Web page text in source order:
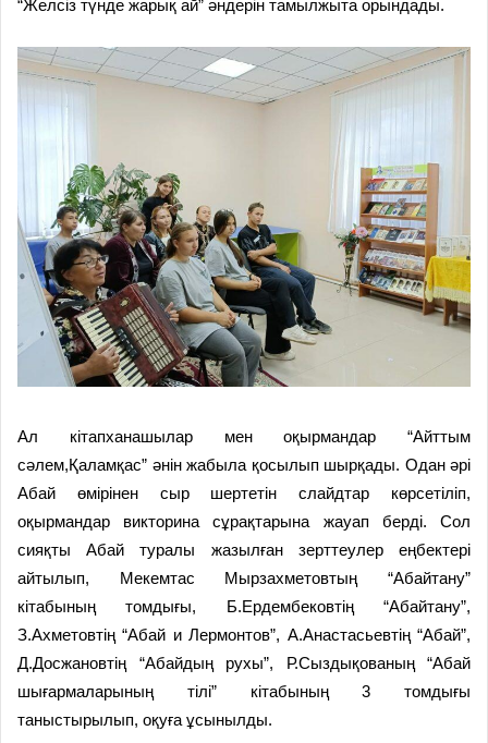
“Желсіз түнде жарық ай” әндерін тамылжыта орындады.
Ал кітапханашылар мен оқырмандар “Айттым
сәлем,Қаламқас” әнін жабыла қосылып шырқады. Одан әрі
Абай өмірінен сыр шертетін слайдтар көрсетіліп,
оқырмандар викторина сұрақтарына жауап берді. Сол
сияқты Абай туралы жазылған зерттеулер еңбектері
айтылып, Мекемтас Мырзахметовтың “Абайтану”
кітабының томдығы, Б.Ердембековтің “Абайтану”,
З.Ахметовтің “Абай и Лермонтов”, А.Анастасьевтің “Абай”,
Д.Досжановтің “Абайдың рухы”, Р.Сыздықованың “Абай
шығармаларының тілі” кітабының 3 томдығы
таныстырылып, оқуға ұсынылды.